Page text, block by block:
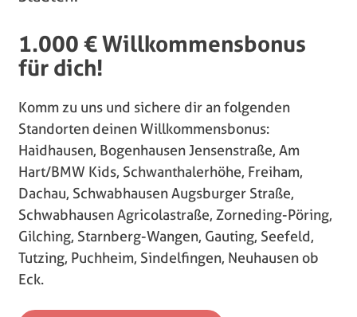
1.000 € Willkommensbonus
für dich!
Komm zu uns und sichere dir an folgenden
Standorten deinen Willkommensbonus:
Haidhausen, Bogenhausen Jensenstraße, Am
Hart/BMW Kids, Schwanthalerhöhe, Freiham,
Dachau, Schwabhausen Augsburger Straße,
Schwabhausen Agricolastraße, Zorneding-Pöring,
Gilching, Starnberg-Wangen, Gauting, Seefeld,
Tutzing, Puchheim, Sindelfingen, Neuhausen ob
Eck.